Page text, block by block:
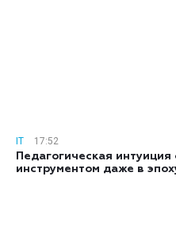
IT
17:52
Педагогическая
инструментом даже в